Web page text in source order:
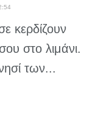
κερδίζουν
στο λιμάνι.
των...